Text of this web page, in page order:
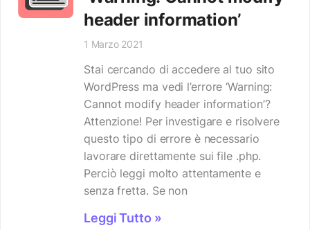
header information’
1 Marzo 2021
Stai cercando di accedere al tuo sito
WordPress ma vedi l’errore ‘Warning:
Cannot modify header information’?
Attenzione! Per investigare e risolvere
questo tipo di errore è necessario
lavorare direttamente sui file .php.
Perciò leggi molto attentamente e
senza fretta. Se non
Leggi Tutto »